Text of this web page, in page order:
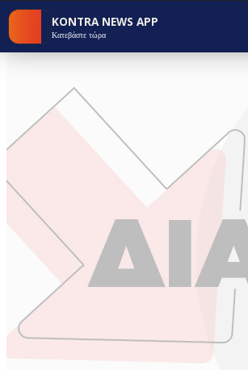
KONTRA NEWS APP
Κατεβάστε τώρα